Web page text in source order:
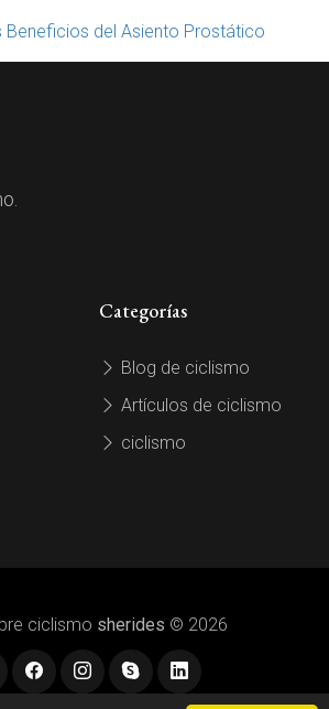
Beneficios del Asiento Prostático
Categorías
Blog de ciclismo
Artículos de ciclismo
ciclismo
ciclismo sherides © 2026